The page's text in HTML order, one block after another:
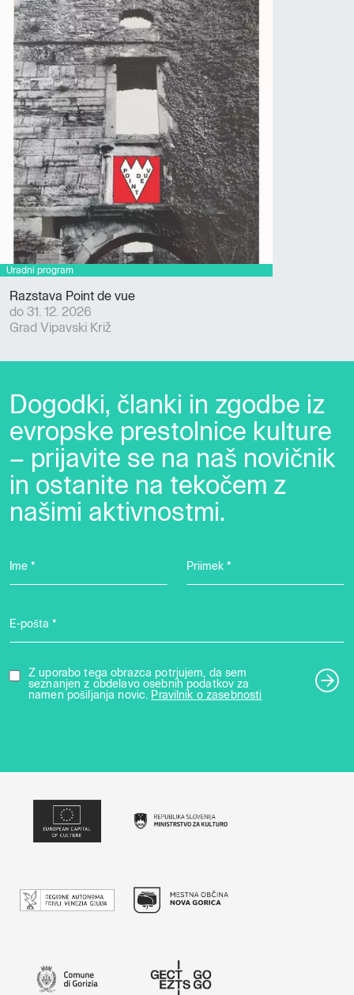
Razstava Point de vue
do 31. 12. 2026
Grad Vipavski Križ
Dogodki, članki in zgodbe iz
evropske prestolnice kulture
– prijavite se na naš novičnik
in ostanite na tekočem z
našimi aktivnostmi.
Ime * Priimek *
E-pošta *
Z uporabo tega obrazca potrjujem, da sem
seznanjen z obdelavo osebnih podatkov za
namen pošiljanja novic. Pravilnik o zasebnosti